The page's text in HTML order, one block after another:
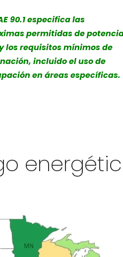
90.1 especifica las
permitidas de
los requisitos mínimos de
incluido el uso de
en áreas específicas.